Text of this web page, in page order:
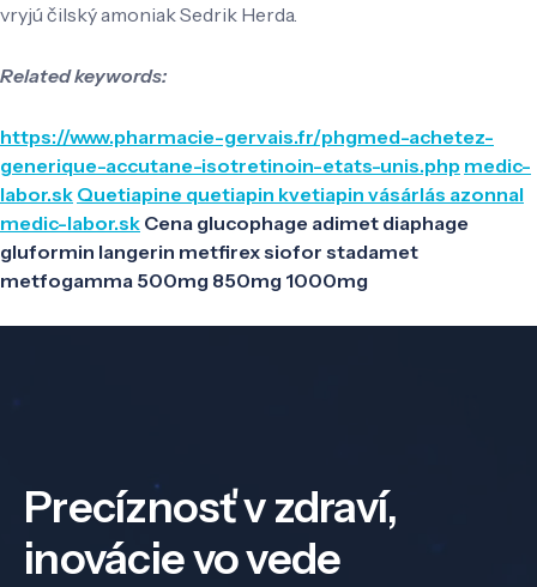
vryjú čilský amoniak Sedrik Herda.
Related keywords:
https://www.pharmacie-gervais.fr/phgmed-achetez-
generique-accutane-isotretinoin-etats-unis.php medic-
labor.sk Quetiapine quetiapin kvetiapin vásárlás azonnal
medic-labor.sk Cena glucophage adimet diaphage
gluformin langerin metfirex siofor stadamet
metfogamma 500mg 850mg 1000mg
Precíznosť v zdraví,
inovácie vo vede